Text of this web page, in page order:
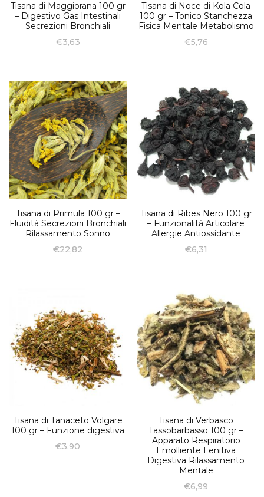
Tisana di Maggiorana 100 gr
– Digestivo Gas Intestinali
Secrezioni Bronchiali
€3,63
Tisana di Noce di Kola Cola
100 gr – Tonico Stanchezza
Fisica Mentale Metabolismo
€5,76
Tisana di Primula 100 gr –
Fluidità Secrezioni Bronchiali
Rilassamento Sonno
€22,82
Tisana di Ribes Nero 100 gr
– Funzionalità Articolare
Allergie Antiossidante
€6,31
Tisana di Tanaceto Volgare
100 gr – Funzione digestiva
€3,90
Tisana di Verbasco
Tassobarbasso 100 gr –
Apparato Respiratorio
Emolliente Lenitiva
Digestiva Rilassamento
Mentale
€6,99